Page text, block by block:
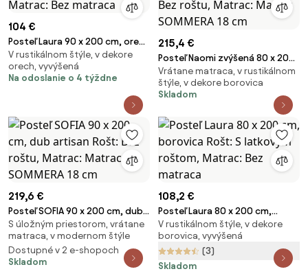
104 €
Posteľ Laura 90 x 200 cm, orech
Rošt: Bez roštu, Matrac: Bez
matraca
V rustikálnom štýle, v dekore
orech, vyvýšená
Na odoslanie o 4 týždne
215,4 €
Posteľ Naomi zvýšená 80 x 200
cm, borovica Rošt: Bez roštu,
Matrac: Matrac SOMMERA 18
cm
Vrátane matraca, v rustikálnom
štýle, v dekore borovica
Skladom
219,6 €
Posteľ SOFIA 90 x 200 cm, dub
artisan Rošt: Bez roštu, Matrac:
Matrac SOMMERA 18 cm
S úložným priestorom, vrátane
matraca, v modernom štýle
Dostupné v 2 e-shopoch
Skladom
108,2 €
Posteľ Laura 80 x 200 cm,
borovica Rošt: S latkovým
roštom, Matrac: Bez matraca
V rustikálnom štýle, v dekore
borovica, vyvýšená
(3)
Skladom